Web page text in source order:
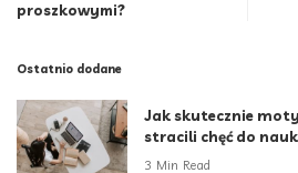
proszkowymi?
Ostatnio dodane
Jak skutecznie
stracili chęć do
3 Min Read